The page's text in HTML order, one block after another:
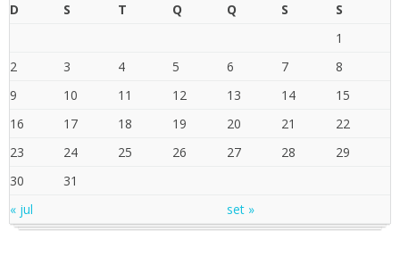
D
S T Q Q S
S
1
2
3 4 5 6 7
8
9
10 11 12 13 14
15
16
17 18 19 20 21
22
23
24 25 26 27 28
29
30
31
« jul
set »